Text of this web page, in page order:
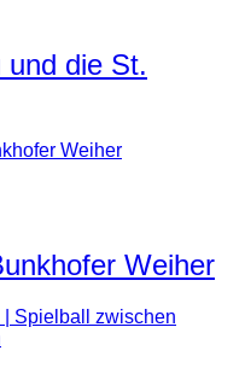
und die St.
Weiher